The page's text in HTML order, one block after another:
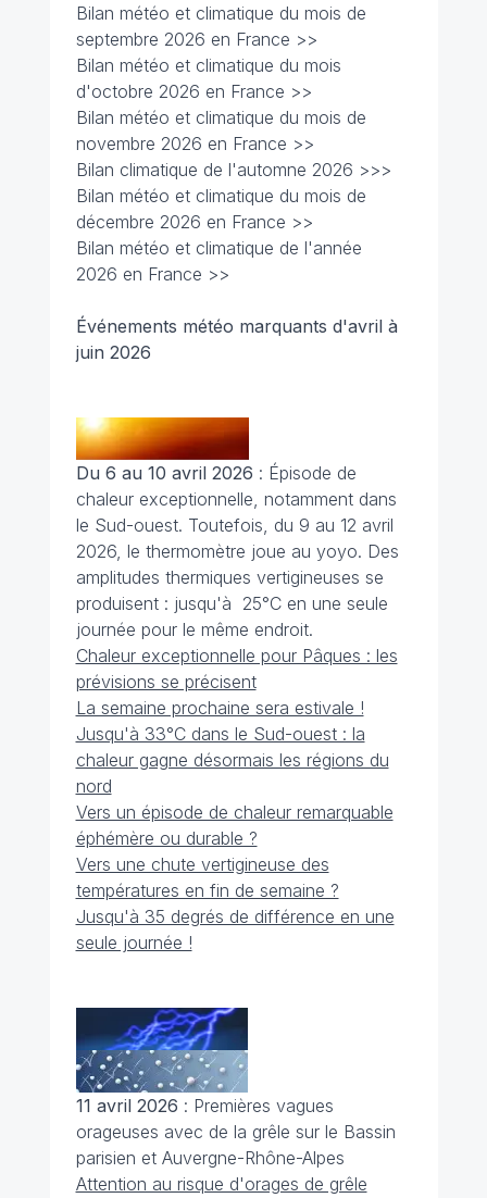
Bilan météo et climatique du mois de
septembre 2026 en France >>
Bilan météo et climatique du mois
d'octobre 2026 en France >>
Bilan météo et climatique du mois de
novembre 2026 en France >>
Bilan climatique de l'automne 2026 >>>
Bilan météo et climatique du mois de
décembre 2026 en France >>
Bilan météo et climatique de l'année
2026 en France >>
Événements météo marquants d'avril à
juin 2026
Du 6 au 10 avril 2026 : Épisode de
chaleur exceptionnelle, notamment dans
le Sud-ouest. Toutefois, du 9 au 12 avril
2026, le thermomètre joue au yoyo. Des
amplitudes thermiques vertigineuses se
produisent : jusqu'à 25°C en une seule
journée pour le même endroit.
Chaleur exceptionnelle pour Pâques : les
prévisions se précisent
La semaine prochaine sera estivale !
Jusqu'à 33°C dans le Sud-ouest : la
chaleur gagne désormais les régions du
nord
Vers un épisode de chaleur remarquable
éphémère ou durable ?
Vers une chute vertigineuse des
températures en fin de semaine ?
Jusqu'à 35 degrés de différence en une
seule journée !
11 avril 2026 : Premières vagues
orageuses avec de la grêle sur le Bassin
parisien et Auvergne-Rhône-Alpes
Attention au risque d'orages de grêle